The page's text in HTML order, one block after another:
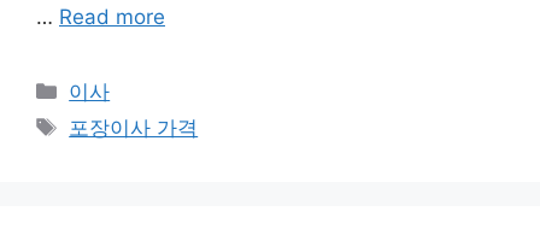
… Read more
카
테
이사
태
포장이사 가격